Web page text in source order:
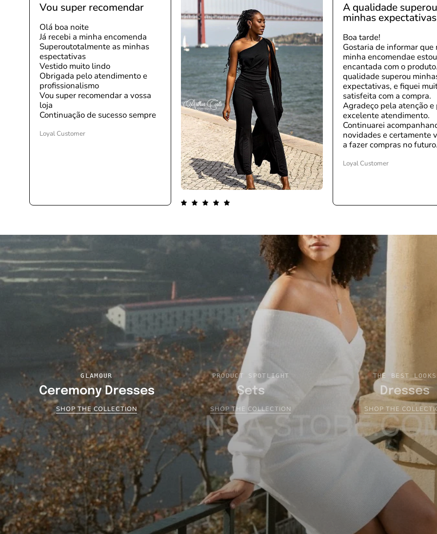
Vou super recomendar
Olá boa noite
Já recebi a minha encomenda
Superoutotalmente as minhas
espectativas
Vestido muito lindo
Obrigada pelo atendimento e
profissionalismo
Vou super recomendar a vossa
loja
Continuação de sucesso sempre
Loyal Customer
A qualidade superou
minhas expectativas
Boa tarde!
Gostaria de informar que
minha encomendae estou
encantada com o
qualidade superou
expectativas, e fiquei
satisfeita com a compra.
Agradeço pela atenção e
excelente atendimento.
Continuarei
novidades e certamente
a fazer compras no futuro.
Loyal Customer
GLAMOUR
Ceremony Dresses
SHOP THE COLLECTION
PRODUCT SPOTLIGHT
Sets
SHOP THE COLLECTION
THE BEST LOOKS
Dresses
SHOP THE